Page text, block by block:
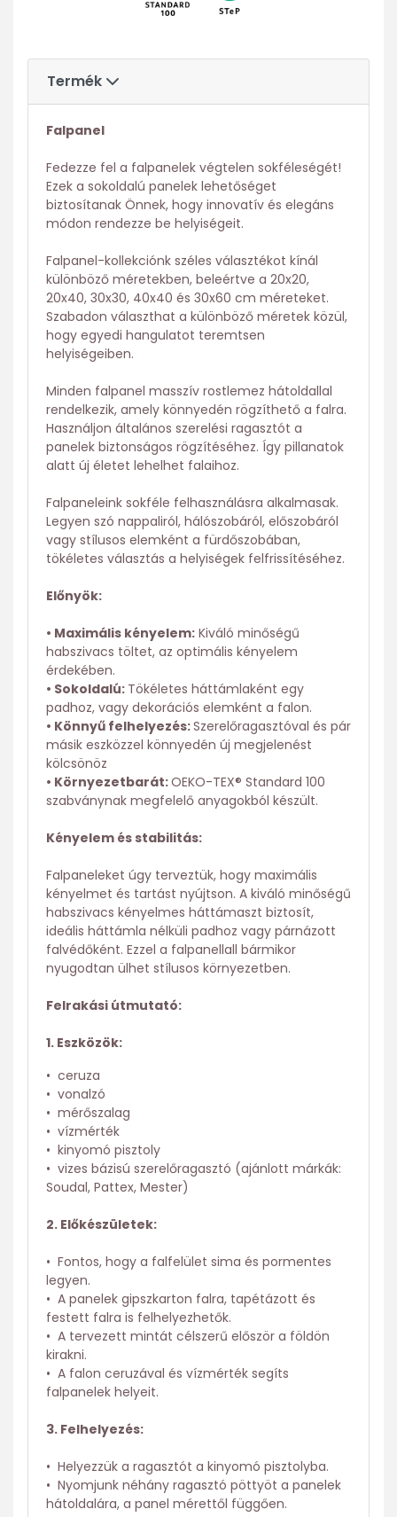
Termék
Falpanel
Fedezze fel a falpanelek végtelen sokféleségét!
Ezek a sokoldalú panelek lehetőséget
biztosítanak Önnek, hogy innovatív és elegáns
módon rendezze be helyiségeit.
Falpanel-kollekciónk széles választékot kínál
különböző méretekben, beleértve a 20x20,
20x40, 30x30, 40x40 és 30x60 cm méreteket.
Szabadon választhat a különböző méretek közül,
hogy egyedi hangulatot teremtsen
helyiségeiben.
Minden falpanel masszív rostlemez hátoldallal
rendelkezik, amely könnyedén rögzíthető a falra.
Használjon általános szerelési ragasztót a
panelek biztonságos rögzítéséhez. Így pillanatok
alatt új életet lehelhet falaihoz.
Falpaneleink sokféle felhasználásra alkalmasak.
Legyen szó nappaliról, hálószobáról, előszobáról
vagy stílusos elemként a fürdőszobában,
tökéletes választás a helyiségek felfrissítéséhez.
Előnyök:
• Maximális kényelem: Kiváló minőségű
habszivacs töltet, az optimális kényelem
érdekében.
• Sokoldalú: Tökéletes háttámlaként egy
padhoz, vagy dekorációs elemként a falon.
• Könnyű felhelyezés:Szerelőragasztóval és pár
másik eszközzel könnyedén új megjelenést
kölcsönöz
• Környezetbarát:OEKO-TEX® Standard 100
szabványnak megfelelő anyagokból készült.
Kényelem és stabilitás:
Falpaneleket úgy terveztük, hogy maximális
kényelmet és tartást nyújtson. A kiváló minőségű
habszivacs kényelmes háttámaszt biztosít,
ideális háttámla nélküli padhoz vagy párnázott
falvédőként. Ezzel a falpanellall bármikor
nyugodtan ülhet stílusos környezetben.
Felrakási útmutató:
1. Eszközök:
• ceruza
• vonalzó
• mérőszalag
• vízmérték
• kinyomó pisztoly
• vizes bázisú szerelőragasztó (ajánlott márkák:
Soudal, Pattex, Mester)
2. Előkészületek:
• Fontos, hogy a falfelület sima és pormentes
legyen.
• A panelek gipszkarton falra, tapétázott és
festett falra is felhelyezhetők.
• A tervezett mintát célszerű először a földön
kirakni.
• A falon ceruzával és vízmérték segíts
falpanelek helyeit.
3. Felhelyezés:
• Helyezzük a ragasztót a kinyomó pisztolyba.
• Nyomjunk néhány ragasztó pöttyöt a panelek
hátoldalára, a panel mérettől függően.